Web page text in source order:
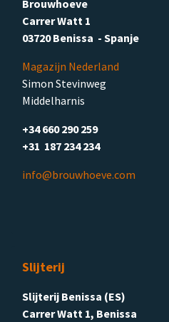
Brouwhoeve
Carrer Watt 1
03720 Benissa - Spanje
Magazijn Nederland
Simon Stevinweg
Middelharnis
+34 660 290 259
+31 187 234 234
info@brouwhoeve.com
Slijterij
Slijterij Benissa (ES)
Carrer Watt 1, Benissa